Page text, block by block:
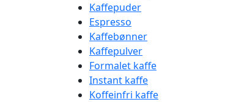
Kaffepuder
Espresso
Kaffebønner
Kaffepulver
Formalet kaffe
Instant kaffe
Koffeinfri kaffe